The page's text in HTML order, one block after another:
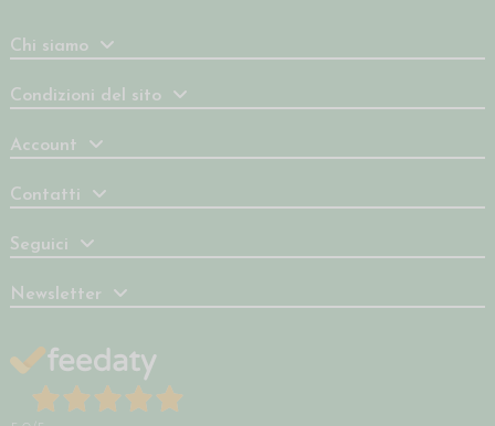
Chi siamo
Condizioni del sito
Account
Contatti
Seguici
Newsletter